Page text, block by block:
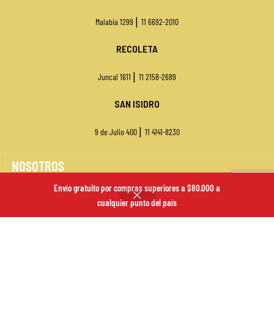
Envío gratuito por compras superiores a $80.000 a
cualquier punto del país
Malabia 1299 | 11 6692-2010
RECOLETA
Juncal 1611 | 11 2158-2689
SAN ISIDRO
9 de Julio 400 | 11 4141-8230
NOSOTROS
VENTA MAYORISTA
SUCURSALES